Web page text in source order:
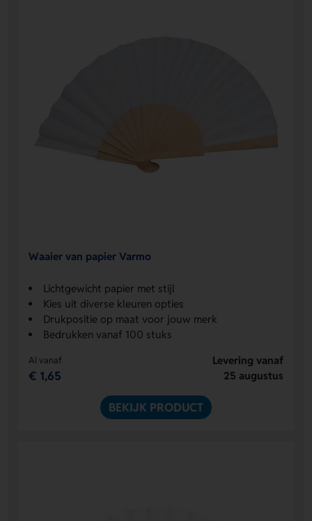
Waaier van papier Varmo
Lichtgewicht papier met stijl
Kies uit diverse kleuren opties
Drukpositie op maat voor jouw merk
Bedrukken vanaf 100 stuks
Al vanaf
€ 1,65
Levering vanaf
25 augustus
BEKIJK PRODUCT